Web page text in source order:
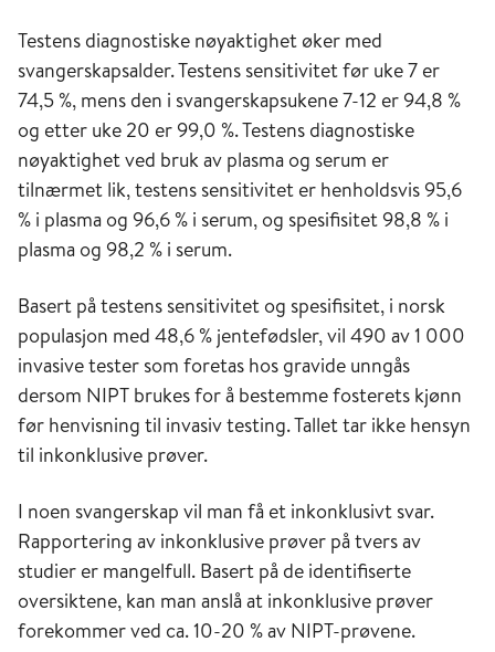
Testens diagnostiske nøyaktighet øker med
svangerskapsalder. Testens sensitivitet før uke 7 er
74,5 %, mens den i svangerskapsukene 7-12 er 94,8 %
og etter uke 20 er 99,0 %. Testens diagnostiske
nøyaktighet ved bruk av plasma og serum er
tilnærmet lik, testens sensitivitet er henholdsvis 95,6
% i plasma og 96,6 % i serum, og spesifisitet 98,8 % i
plasma og 98,2 % i serum.
Basert på testens sensitivitet og spesifisitet, i norsk
populasjon med 48,6 % jentefødsler, vil 490 av 1 000
invasive tester som foretas hos gravide unngås
dersom NIPT brukes for å bestemme fosterets kjønn
før henvisning til invasiv testing. Tallet tar ikke hensyn
til inkonklusive prøver.
I noen svangerskap vil man få et inkonklusivt svar.
Rapportering av inkonklusive prøver på tvers av
studier er mangelfull. Basert på de identifiserte
oversiktene, kan man anslå at inkonklusive prøver
forekommer ved ca. 10-20 % av NIPT-prøvene.